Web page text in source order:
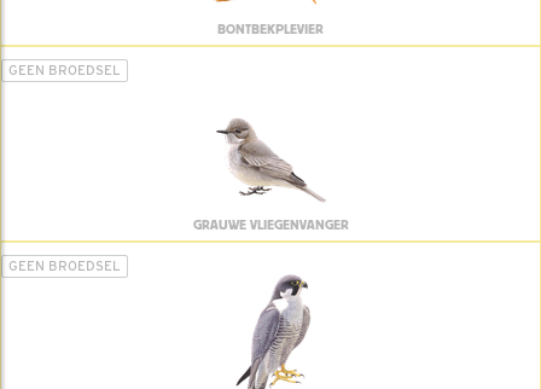
BONTBEKPLEVIER
GEEN BROEDSEL
GRAUWE VLIEGENVANGER
GEEN BROEDSEL